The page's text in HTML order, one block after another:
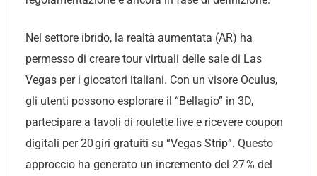
Nel settore ibrido, la realtà aumentata (AR) ha
permesso di creare tour virtuali delle sale di Las
Vegas per i giocatori italiani. Con un visore Oculus,
gli utenti possono esplorare il “Bellagio” in 3D,
partecipare a tavoli di roulette live e ricevere coupon
digitali per 20 giri gratuiti su “Vegas Strip”. Questo
approccio ha generato un incremento del 27 % del